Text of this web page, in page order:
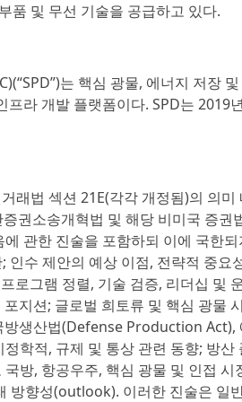
품 및 무선 기술을 공급하고 있다.
는 핵심 광물, 에너지 저장
라 개발 플랫폼이다. SPD는 2019
래법 섹션 21E(각각 개정됨)의 의
소송개혁법 및 해당 비미국 증권
관한 진술을 포함하되 이에 국한
수 제안의 예상 이점, 전략적 중요
로그램 정렬, 기술 검증, 리더십 및
지션; 글로벌 희토류 및 핵심 광물
생산법(Defense Production Act),
학적, 규제 및 통상 관련 동향; 방
방, 항공우주, 핵심 광물 및 인접
향성(outlook). 이러한 진술은 일반